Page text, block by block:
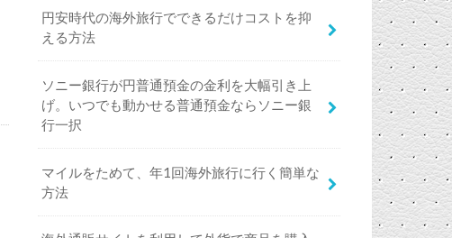
円安時代の海外旅行でできるだけコストを抑
える方法
ソニー銀行が円普通預金の金利を大幅引き上
げ。いつでも動かせる普通預金ならソニー銀
行一択
マイルをためて、年1回海外旅行に行く簡単な
方法